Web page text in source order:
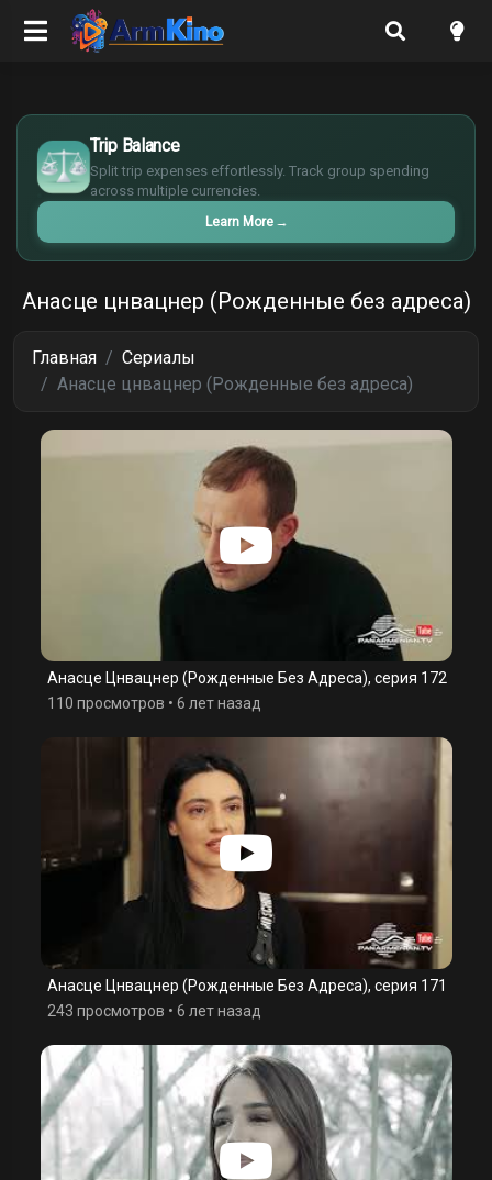
Trip Balance
Split trip expenses effortlessly. Track group spending
across multiple currencies.
Learn More →
$
€
¥
£
Анасце цнвацнер (Рожденные без адреса)
Главная
Сериалы
Анасце цнвацнер (Рожденные без адреса)
Анасце Цнвацнер (Рожденные Без Адреса), серия 172
110 просмотров • 6 лет назад
Анасце Цнвацнер (Рожденные Без Адреса), серия 171
243 просмотров • 6 лет назад